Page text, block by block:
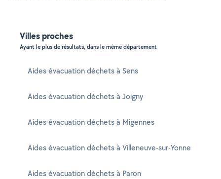
Villes proches
Ayant le plus de résultats, dans le même département
Aides évacuation déchets à Sens
Aides évacuation déchets à Joigny
Aides évacuation déchets à Migennes
Aides évacuation déchets à Villeneuve-sur-Yonne
Aides évacuation déchets à Paron